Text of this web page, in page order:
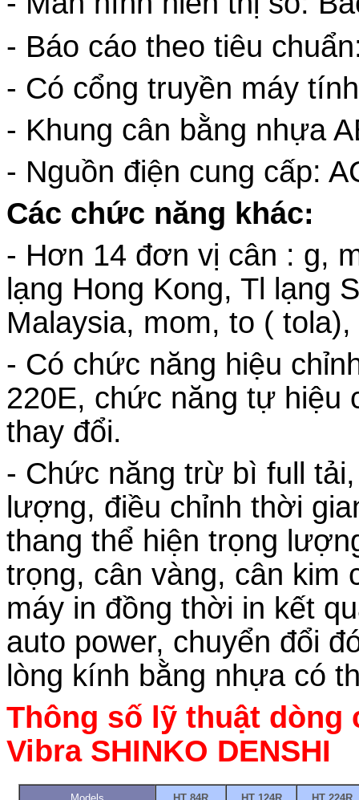
- Báo cáo theo tiêu
- Có cổng truyền máy
- Khung cân bằng nhựa
- Nguồn điện cung cấp:
Các chức năng khác:
- Hơn 14 đơn vị cân : g,
lạng Hong Kong, Tl lạng
Malaysia, mom, to (
- Có chức năng hiệu
220E, chức năng tự hiệu
thay đổi.
- Chức năng trừ bì full
lượng, điều chỉnh thời
thang thể hiện trọng
trọng, cân vàng, cân
máy in đồng thời in kết
auto power, chuyển đổi
lòng kính bằng nhựa có
Thông số lỹ thuật dòng
Vibra SHINKO DENSHI